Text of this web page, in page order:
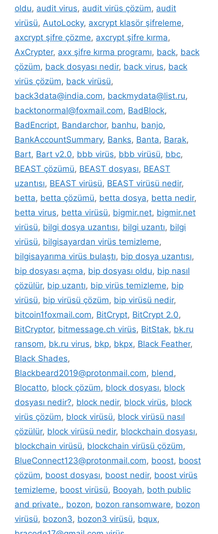
oldu, audit virus, audit virüs çözüm, audit
virüsü, AutoLocky, axcrypt klasör şifreleme,
axcrypt şifre çözme, axcrypt şifre kırma,
AxCrypter, axx şifre kırma programı, back, back
çözüm, back dosyası nedir, back virus, back
virüs çözüm, back virüsü,
back3data@india.com, backmydata@list.ru,
backtonormal@foxmail.com, BadBlock,
BadEncript, Bandarchor, banhu, banjo,
BankAccountSummary, Banks, Banta, Barak,
Bart, Bart v2.0, bbb virüs, bbb virüsü, bbc,
BEAST çözümü, BEAST dosyası, BEAST
uzantısı, BEAST virüsü, BEAST virüsü nedir,
betta, betta çözümü, betta dosya, betta nedir,
betta virus, betta virüsü, bigmir.net, bigmir.net
virüsü, bilgi dosya uzantısı, bilgi uzantı, bilgi
virüsü, bilgisayardan virüs temizleme,
bilgisayarıma virüs bulaştı, bip dosya uzantısı,
bip dosyası açma, bip dosyası oldu, bip nasıl
çözülür, bip uzantı, bip virüs temizleme, bip
virüsü, bip virüsü çözüm, bip virüsü nedir,
bitcoin1foxmail.com, BitCrypt, BitCrypt 2.0,
BitCryptor, bitmessage.ch virüs, BitStak, bk.ru
ransom, bk.ru virus, bkp, bkpx, Black Feather,
Black Shades,
Blackbeard2019@protonmail.com, blend,
Blocatto, block çözüm, block dosyası, block
dosyası nedir?, block nedir, block virüs, block
virüs çözüm, block virüsü, block virüsü nasıl
çözülür, block virüsü nedir, blockchain dosyası,
blockchain virüsü, blockchain virüsü çözüm,
BlueConnect123@protonmail.com, boost, boost
çözüm, boost dosyası, boost nedir, boost virüs
temizleme, boost virüsü, Booyah, both public
and private., bozon, bozon ransomware, bozon
virüsü, bozon3, bozon3 virüsü, bqux,